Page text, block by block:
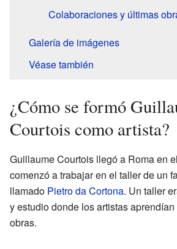
Colaboraciones y últimas
Galería de imágenes
Véase también
¿Cómo se formó
Courtois como artista?
Guillaume Courtois llegó a Roma en
comenzó a trabajar en el taller de un
llamado Pietro da Cortona. Un taller
y estudio donde los artistas
obras.